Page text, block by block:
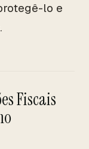
lo e
Fiscais